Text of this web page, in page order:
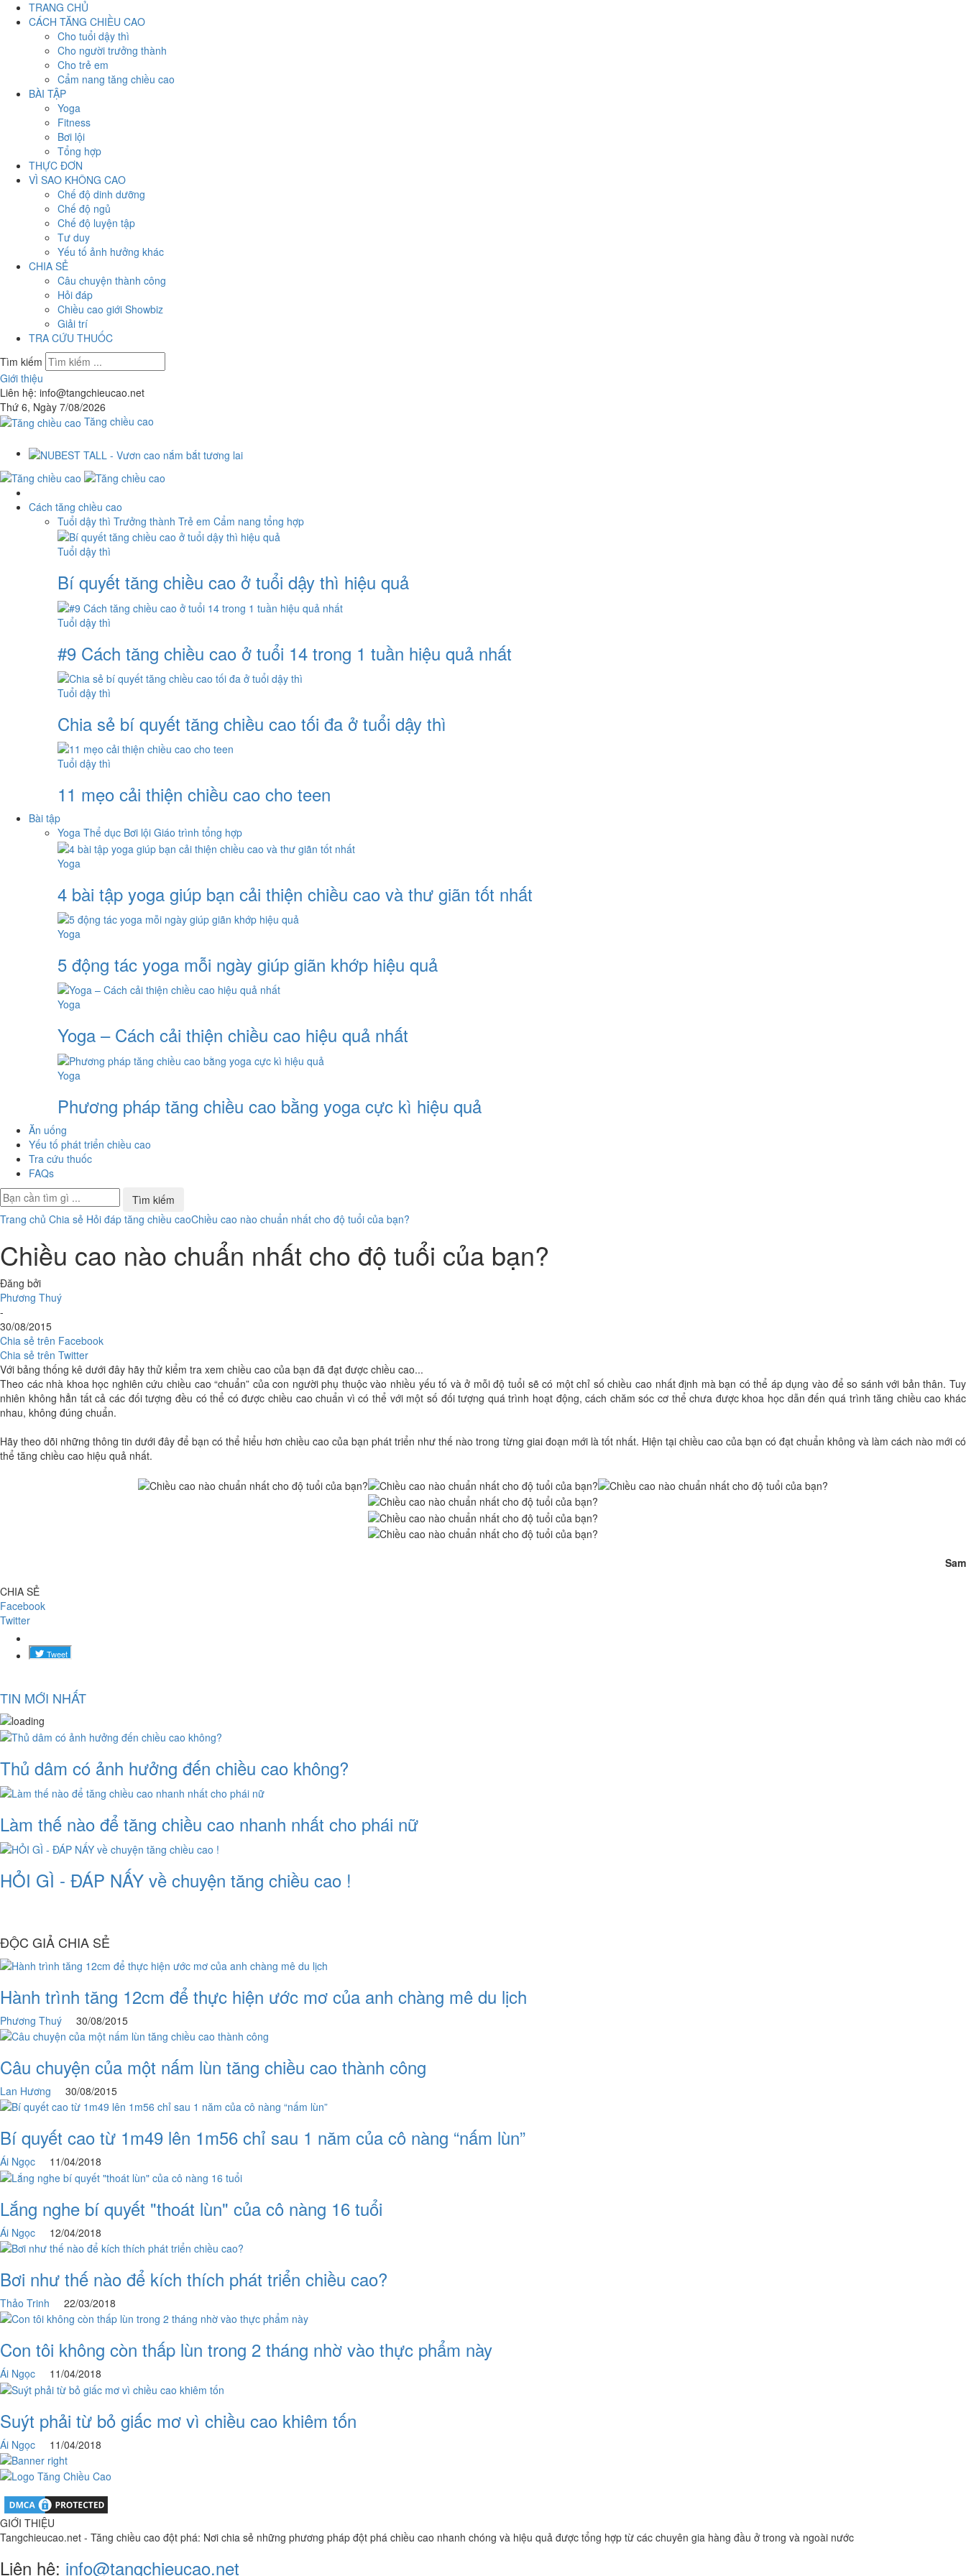
TRANG CHỦ
CÁCH TĂNG CHIỀU CAO
Cho tuổi dậy thì
Cho người trưởng thành
Cho trẻ em
Cẩm nang tăng chiều cao
BÀI TẬP
Yoga
Fitness
Bơi lội
Tổng hợp
THỰC ĐƠN
VÌ SAO KHÔNG CAO
Chế độ dinh dưỡng
Chế độ ngủ
Chế độ luyện tập
Tư duy
Yếu tố ảnh hưởng khác
CHIA SẺ
Câu chuyện thành công
Hỏi đáp
Chiều cao giới Showbiz
Giải trí
TRA CỨU THUỐC
Tìm kiếm
Giới thiệu
Liên hệ: info@tangchieucao.net
Thứ 6, Ngày 7/08/2026
Tăng chiều cao
Cách tăng chiều cao
Tuổi dậy thì Trưởng thành Trẻ em Cẩm nang tổng hợp
Tuổi dậy thì
Bí quyết tăng chiều cao ở tuổi dậy thì hiệu quả
Tuổi dậy thì
#9 Cách tăng chiều cao ở tuổi 14 trong 1 tuần hiệu quả nhất
Tuổi dậy thì
Chia sẻ bí quyết tăng chiều cao tối đa ở tuổi dậy thì
Tuổi dậy thì
11 mẹo cải thiện chiều cao cho teen
Bài tập
Yoga Thể dục Bơi lội Giáo trình tổng hợp
Yoga
4 bài tập yoga giúp bạn cải thiện chiều cao và thư giãn tốt nhất
Yoga
5 động tác yoga mỗi ngày giúp giãn khớp hiệu quả
Yoga
Yoga – Cách cải thiện chiều cao hiệu quả nhất
Yoga
Phương pháp tăng chiều cao bằng yoga cực kì hiệu quả
Ăn uống
Yếu tố phát triển chiều cao
Tra cứu thuốc
FAQs
Trang chủ Chia sẻ Hỏi đáp tăng chiều cao​Chiều cao nào chuẩn nhất cho độ tuổi của bạn?
​Chiều cao nào chuẩn nhất cho độ tuổi của bạn?
Đăng bởi
Phương Thuý
-
30/08/2015
Chia sẻ trên Facebook
Chia sẻ trên Twitter
Với bảng thống kê dưới đây hãy thử kiểm tra xem chiều cao của bạn đã đạt được chiều cao...
Theo các nhà khoa học nghiên cứu chiều cao “chuẩn” của con người phụ thuộc vào nhiều yếu tố và ở mỗi độ tuổi sẽ có một chỉ số chiều cao nhất định mà bạn có thể áp dụng vào để so sánh với bản thân. Tuy
nhiên không hẳn tất cả các đối tượng đều có thể có được chiều cao chuẩn vì có thể với một số đối tượng quá trình hoạt động, cách chăm sóc cơ thể chưa được khoa học dẫn đến quá trình tăng chiều cao khác
nhau, không đúng chuẩn.
Hãy theo dõi những thông tin dưới đây để bạn có thể hiểu hơn chiều cao của bạn phát triển như thế nào trong từng giai đoạn mới là tốt nhất. Hiện tại chiều cao của bạn có đạt chuẩn không và làm cách nào mới có
thể tăng chiều cao hiệu quả nhất.
Sam
CHIA SẺ
Facebook
Twitter
TIN MỚI NHẤT
Thủ dâm có ảnh hưởng đến chiều cao không?
Làm thế nào để tăng chiều cao nhanh nhất cho phái nữ
HỎI GÌ - ĐÁP NẤY về chuyện tăng chiều cao !
ĐỘC GIẢ CHIA SẺ
Hành trình tăng 12cm để thực hiện ước mơ của anh chàng mê du lịch
Phương Thuý 30/08/2015
Câu chuyện của một nấm lùn tăng chiều cao thành công
Lan Hương 30/08/2015
Bí quyết cao từ 1m49 lên 1m56 chỉ sau 1 năm của cô nàng “nấm lùn”
Ái Ngọc 11/04/2018
Lắng nghe bí quyết "thoát lùn" của cô nàng 16 tuổi
Ái Ngọc 12/04/2018
Bơi như thế nào để kích thích phát triển chiều cao?
Thảo Trinh 22/03/2018
Con tôi không còn thấp lùn trong 2 tháng nhờ vào thực phẩm này
Ái Ngọc 11/04/2018
Suýt phải từ bỏ giấc mơ vì chiều cao khiêm tốn
Ái Ngọc 11/04/2018
GIỚI THIỆU
Tangchieucao.net - Tăng chiều cao đột phá: Nơi chia sẻ những phương pháp đột phá chiều cao nhanh chóng và hiệu quả được tổng hợp từ các chuyên gia hàng đầu ở trong và ngoài nước
Liên hệ: info@tangchieucao.net